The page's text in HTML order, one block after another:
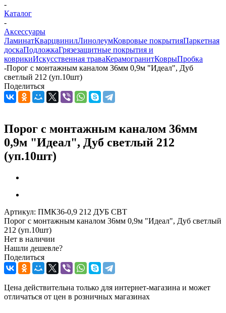
-
Каталог
-
Аксессуары
ЛаминатКварцвинилЛинолеумКовровые покрытияПаркетная
доскаПодложкаГрязезащитные покрытия и
коврикиИскусственная траваКерамогранитКоврыПробка
-Порог с монтажным каналом 36мм 0,9м "Идеал", Дуб
светлый 212 (уп.10шт)
Поделиться
Порог с монтажным каналом 36мм
0,9м "Идеал", Дуб светлый 212
(уп.10шт)
Артикул: ПМК36-0,9 212 ДУБ СВТ
Порог с монтажным каналом 36мм 0,9м "Идеал", Дуб светлый
212 (уп.10шт)
Нет в наличии
Нашли дешевле?
Поделиться
Цена действительна только для интернет-магазина и может
отличаться от цен в розничных магазинах